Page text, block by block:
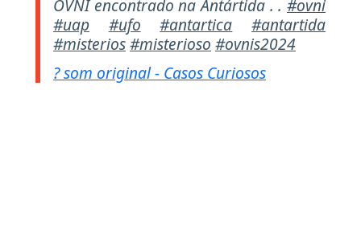
OVNI encontrado na Antártida . . #ovni
#uap
#ufo #antartica
#antartida
#misterios#misterioso #ovnis2024
? som original - Casos Curiosos